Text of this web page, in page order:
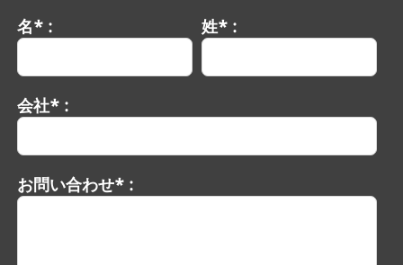
名* : 姓* :
会社* :
お問い合わせ* :